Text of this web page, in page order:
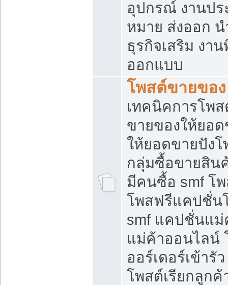
อุปกรณ์ งานป
หมาย ส่งออก น
ธุรกิจเสริม งา
ออกแบบ
โพสต์ขายของ
เทคนิคการโพ
ขายของให้ยอ
ให้ยอดขายปัง
กลุ่มซื้อขายสิน
มีคนซื้อ smf โ
โพสฟรีแคปชั่น
smf แคปชั่นแ
แม่ค้าออนไลน์
ออร์เดอร์เข้ารั
โพสต์เรียกลูกค้